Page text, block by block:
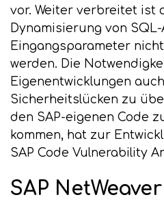
vor. Weiter verbreitet ist
Dynamisierung von
Eingangsparameter
werden. Die
Eigenentwicklungen
Sicherheitslücken zu
den SAP-eigenen Code
kommen, hat zur
SAP Code Vulnerability
SAP